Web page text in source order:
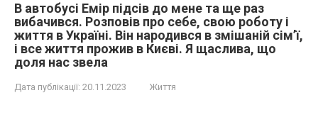
В автобусі Емір підсів до мене та ще раз
вибачився. Розповів про себе, свою роботу і
життя в Україні. Він народився в змішаній сім’ї,
і все життя прожив в Києві. Я щаслива, що
доля нас звела
Дата публікації: 20.11.2023 Життя